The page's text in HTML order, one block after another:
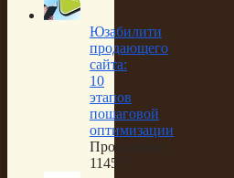
Юзабилити
продающего
сайта:
10
этапов
пошаговой
оптимизации
Просмотров:
11450